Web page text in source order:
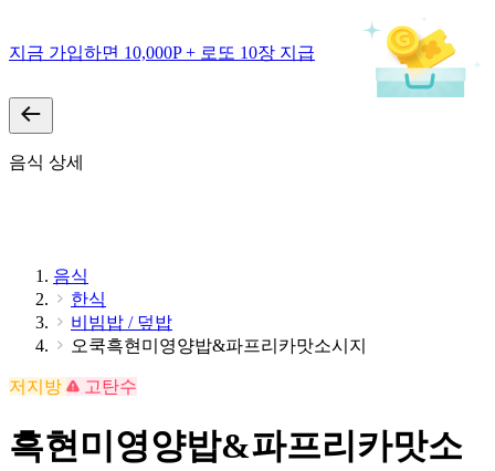
지금 가입하면 10,000P + 로또 10장 지급
음식 상세
음식
한식
비빔밥 / 덮밥
오쿡흑현미영양밥&파프리카맛소시지
저지방 고탄수
흑현미영양밥&파프리카맛소